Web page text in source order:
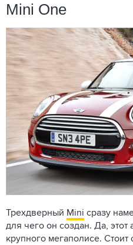
Mini One
Трехдверный Mini сразу
для чего он создан. Да,
крупного мегаполисе. Стоит